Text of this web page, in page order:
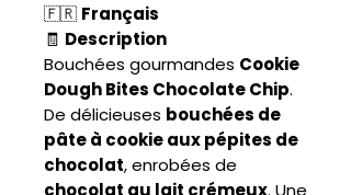
🇫🇷 Français
🧾 Description
Bouchées gourmandes Cookie
Dough Bites Chocolate Chip.
De délicieuses bouchées de
pâte à cookie aux pépites de
chocolat, enrobées de
chocolat au lait crémeux. Une